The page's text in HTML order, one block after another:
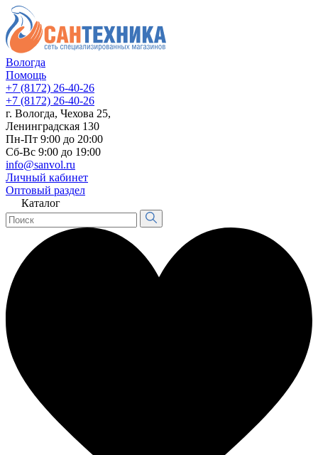
Вологда
Помощь
+7 (8172) 26-40-26
+7 (8172) 26-40-26
г. Вологда, Чехова 25,
Ленинградская 130
Пн-Пт 9:00 до 20:00
Сб-Вс 9:00 до 19:00
info@sanvol.ru
Личный кабинет
Оптовый раздел
Каталог